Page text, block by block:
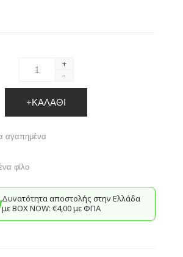
+
-
+ΚΑΛΆΘΙ
αγαπημένα
φίλο
Δυνατότητα αποστολής στην Ελλάδα
με BΟΧ ΝOW: €4,00 με ΦΠΑ